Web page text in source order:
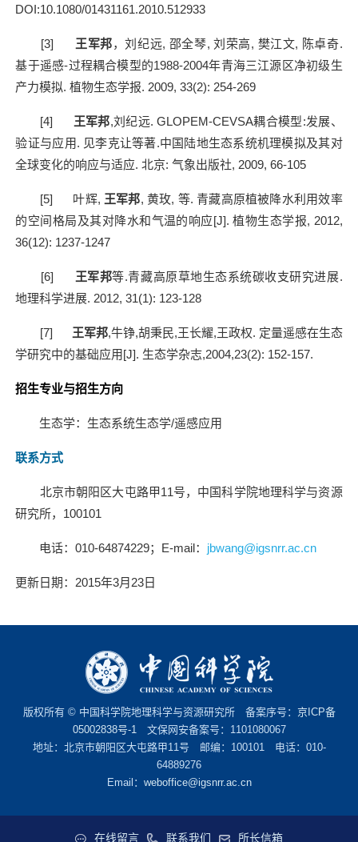
DOI:10.1080/01431161.2010.512933
[3] 王军邦，刘纪远, 邵全琴,刘荣高, 樊江文, 陈卓奇.
基于遥感-过程耦合模型的1988-2004年青海三江源区净初级生
产力模拟.植物生态学报. 2009, 33(2): 254-269
[4] 王军邦,刘纪远. GLOPEM-CEVSA耦合模型:发展、
验证与应用. 见李克让等著.中国陆地生态系统机理模拟及其对
全球变化的响应与适应.北京:气象出版社, 2009, 66-105
[5] 叶辉,王军邦, 黄玫, 等. 青藏高原植被降水利用效率
的空间格局及其对降水和气温的响应[J].植物生态学报, 2012,
36(12): 1237-1247
[6] 王军邦等.青藏高原草地生态系统碳收支研究进展.
地理科学进展. 2012, 31(1): 123-128
[7] 王军邦,牛铮,胡秉民,王长耀,王政权. 定量遥感在生态
学研究中的基础应用 [J]. 生态学杂志,2004,23(2): 152-157.
招生专业与招生方向
生态学：生态系统生态学/遥感应用
联系方式
北京市朝阳区大屯路甲11号，中国科学院地理科学与资源
研究所， 100101
电话：010-64874229； E-mail ： jbwang@igsnrr.ac.cn
更新日期：2015年3月23日
版权所有 © 中国科学院地理科学与资源研究所 备案序号： 京ICP备
05002838号-1文保网安备案号：1101080067
地址：北京市朝阳区大屯路甲11号 邮编：100101 电话：010-
64889276
Email： weboffice@igsnrr.ac.cn
在线留言 联系我们 所长信箱